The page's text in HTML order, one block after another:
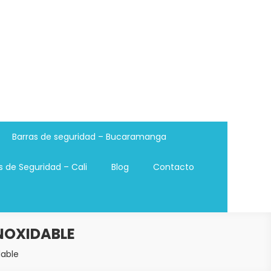
Barras de seguridad – Bucaramanga
de Seguridad – Cali Blog Contacto